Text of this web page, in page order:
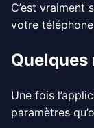
C’est vraiment
votre
Une fois
paramètres